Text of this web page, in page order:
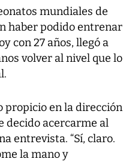
mundiales de
haber podido entrenar
con 27 años, llegó a
volver al nivel que lo
propicio en la dirección
decido acercarme al
entrevista. “Sí, claro.
la mano y